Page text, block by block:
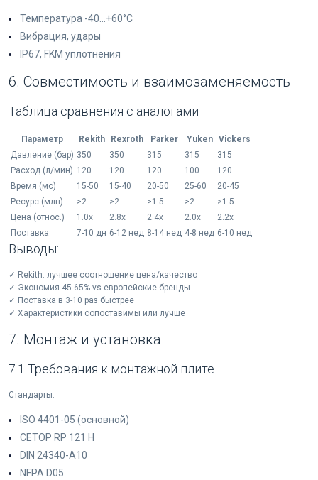
Температура -40...+60°C
Вибрация, удары
IP67, FKM уплотнения
6. Совместимость и взаимозаменяемость
Таблица сравнения с аналогами
Параметр Rekith Rexroth Parker Yuken
Vickers
Давление (бар) 350 350 315 315
315
Расход (л/мин) 120 120 120 100
120
Время (мс)
15-50 15-40 20-50 25-60
20-45
Ресурс (млн)
>2 >2 >1.5 >2
>1.5
Цена (относ.)
1.0x 2.8x 2.4x 2.0x
2.2x
Поставка
7-10 дн 6-12 нед 8-14 нед 4-8 нед 6-10 нед
Выводы:
✓ Rekith: лучшее соотношение цена/качество
✓ Экономия 45-65% vs европейские бренды
✓ Поставка в 3-10 раз быстрее
✓ Характеристики сопоставимы или лучше
7. Монтаж и установка
7.1 Требования к монтажной плите
Стандарты:
ISO 4401-05 (основной)
CETOP RP 121 H
DIN 24340-A10
NFPA D05